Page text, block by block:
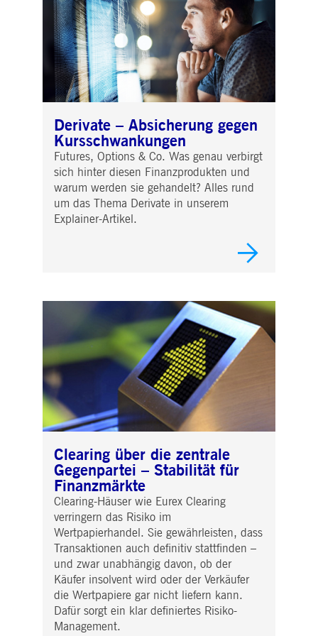
Derivate – Absicherung gegen
Kursschwankungen
Futures, Options & Co. Was genau verbirgt
sich hinter diesen Finanzprodukten und
warum werden sie gehandelt? Alles rund
um das Thema Derivate in unserem
Explainer-Artikel.
Clearing über die zentrale
Gegenpartei – Stabilität für
Finanzmärkte
Clearing-Häuser wie Eurex Clearing
verringern das Risiko im
Wertpapierhandel. Sie gewährleisten, dass
Transaktionen auch definitiv stattfinden –
und zwar unabhängig davon, ob der
Käufer insolvent wird oder der Verkäufer
die Wertpapiere gar nicht liefern kann.
Dafür sorgt ein klar definiertes Risiko-
Management.